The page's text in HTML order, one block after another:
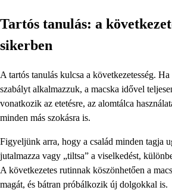
Tartós tanulás: a
sikerben
A tartós tanulás kulcsa a következetesség.
szabályt alkalmazzuk, a macska idővel
vonatkozik az etetésre, az alomtálca
minden más szokásra is.
Figyeljünk arra, hogy a család minden tagja
jutalmazza vagy „tiltsa” a viselkedést,
A következetes rutinnak köszönhetően a
magát, és bátran próbálkozik új dolgokkal is.